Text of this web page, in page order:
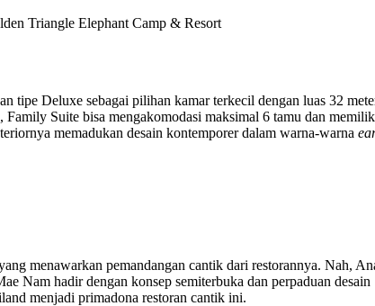
Triangle Elephant Camp & Resort
tipe Deluxe sebagai pilihan kamar terkecil dengan luas 32
Family Suite bisa mengakomodasi maksimal 6 tamu dan
memadukan desain kontemporer dalam warna-warna
menawarkan pemandangan cantik dari restorannya. Nah,
Nam hadir dengan konsep semiterbuka dan perpaduan
menjadi primadona restoran cantik ini.